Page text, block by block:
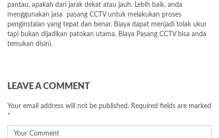
pantau, apakah dari jarak dekat atau jauh. Lebih baik, anda
menggunakan jasa pasang CCTV untuk melakukan proses
penginstalan yang tepat dan benar. Biaya dapat menjadi tolak ukur
tapi bukan dijadikan patokan utama. Biaya Pasang CCTV bisa anda
temukan disini.
LEAVE A COMMENT
Your email address will not be published. Required fields are marked
*